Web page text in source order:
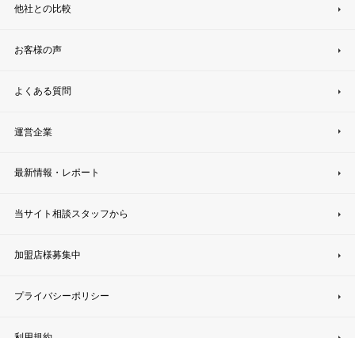
他社との比較
お客様の声
よくある質問
運営企業
最新情報・レポート
当サイト相談スタッフから
加盟店様募集中
プライバシーポリシー